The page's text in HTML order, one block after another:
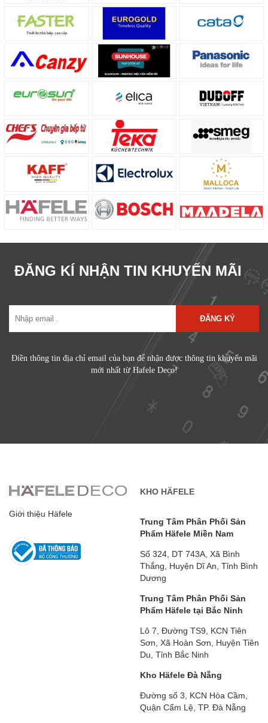
ĐĂNG KÍ NHẬN TIN KHUYẾN MÃI
ĐĂNG KÝ
Điền thông tin địa chỉ email của bạn để nhận được thông tin khuyến mãi
mới nhất từ Hafele Deco!
Giới thiệu Häfele
KHO HÄFELE
Trung Tâm Phân Phối Sản
Phẩm Häfele Miền Nam
Số 324, DT 743A, Xã Bình
Thắng, Huyện Dĩ An, Tỉnh Bình
Dương
Trung Tâm Phân Phối Sản
Phẩm Häfele tại Bắc Ninh
Lô 7, Đường TS9, KCN Tiên
Sơn, Xã Hoàn Sơn, Huyện Tiên
Du, Tỉnh Bắc Ninh
Kho Häfele Đà Nẵng
Đường số 3, KCN Hòa Cầm,
Quận Cẩm Lệ, TP. Đà Nẵng